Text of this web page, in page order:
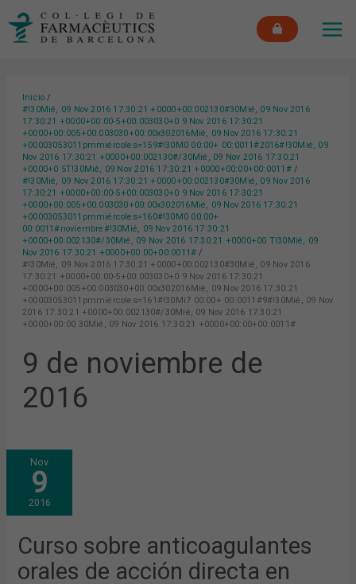
Inicio
#!30Mié, 09 Nov 2016 17:30:21 +0000+00:002130#30Mié, 09 Nov 2016
17:30:21 +0000+00:00-5+00:003030+0 9 Nov 2016 17:30:21
+0000+00:005+00:003030+00:00x302016Mié, 09 Nov 2016 17:30:21
+00003053011pmmiércoles=159#!30M0 00:00+ 00:0011#2016#!30Mié, 09
Nov 2016 17:30:21 +0000+00:002130#/30Mié, 09 Nov 2016 17:30:21
+0000+0 5T!30Mié, 09 Nov 2016 17:30:21 +0000+00:00+00:0011#
#!30Mié, 09 Nov 2016 17:30:21 +0000+00:002130#30Mié, 09 Nov 2016
17:30:21 +0000+00:00-5+00:003030+0 9 Nov 2016 17:30:21
+0000+00:005+00:003030+00:00x302016Mié, 09 Nov 2016 17:30:21
+00003053011pmmiércoles=160#!30M0 00:00+
00:0011#noviembre#!30Mié, 09 Nov 2016 17:30:21
+0000+00:002130#/30Mié, 09 Nov 2016 17:30:21 +0000+00 T!30Mié, 09
Nov 2016 17:30:21 +0000+00:00+00:0011#
#!30Mié, 09 Nov 2016 17:30:21 +0000+00:002130#30Mié, 09 Nov 2016
17:30:21 +0000+00:00-5+00:003030+0 9 Nov 2016 17:30:21
+0000+00:005+00:003030+00:00x302016Mié, 09 Nov 2016 17:30:21
+00003053011pmmiércoles=161#!30Mi7 00:00+ 00:0011#9#!30Mié, 09 Nov
2016 17:30:21 +0000+00:002130#/30Mié, 09 Nov 2016 17:30:21
+0000+00:00 30Mié, 09 Nov 2016 17:30:21 +0000+00:00+00:0011#
9 de noviembre de
2016
Nov
9
2016
Curso sobre anticoagulantes
orales de acción directa en
CURSO
SOBRE
ANTICOAGULANTES
ORALES
DE
ACCIÓN
DIRECTA
AURICULAR
NO
VALVULAR